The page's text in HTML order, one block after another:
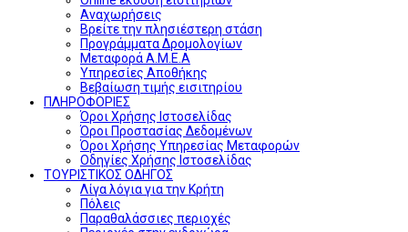
Αναχωρήσεις
Βρείτε την πλησιέστερη στάση
Προγράμματα Δρομολογίων
Μεταφορά Α.Μ.Ε.Α
Υπηρεσίες Αποθήκης
Βεβαίωση τιμής εισιτηρίου
ΠΛΗΡΟΦΟΡΙΕΣ
Όροι Χρήσης Ιστοσελίδας
Όροι Προστασίας Δεδομένων
Όροι Χρήσης Υπηρεσίας Μεταφορών
Οδηγίες Χρήσης Ιστοσελίδας
ΤΟΥΡΙΣΤΙΚΟΣ ΟΔΗΓΟΣ
Λίγα λόγια για την Κρήτη
Πόλεις
Παραθαλάσσιες περιοχές